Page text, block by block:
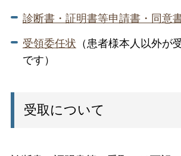
診断書・証明書等申請書・同意
受領委任状 （患者様本人以外が
です）
受取について